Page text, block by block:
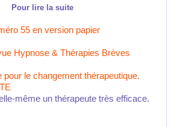
Pour lire la suite
55 en version papier
Hypnose & Thérapies Brèves
pour le changement thérapeutique.
même un thérapeute très efficace.